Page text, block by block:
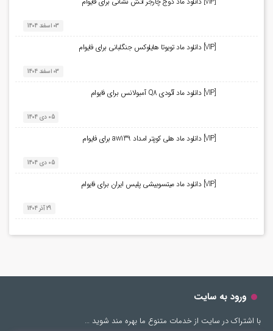
03 اسفند 1404
[VIP] دانلود ماد تویوتا هایلوکس جنگلبانی برای فایوام
03 اسفند 1404
[VIP] دانلود ماد آئودی Q8 آمبولانس برای فایوام
05 دی 1404
[VIP] دانلود ماد هلی کوپتر امداد aw139 برای فایوام
05 دی 1404
[VIP] دانلود ماد میتسوبیشی پلیس ایران برای فایوام
29 آذر 1404
ورود به سایت
با اشتراک در سایت از خدمات متنوع ما بهره مند شوید …